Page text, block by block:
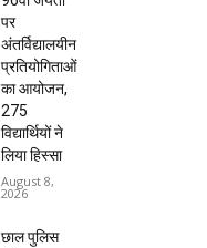
पर
अंतर्विद्यालयीन
प्रतियोगिताओं
का आयोजन,
275
विद्यार्थियों ने
लिया हिस्सा
August 8,
2026
छाल पुलिस